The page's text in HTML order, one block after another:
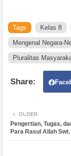
Tags Kelas 8
Mengenal Negara-
Pluralitas
OLDER
Pengertian, Tugas,
Para Rasul Allah Swt.